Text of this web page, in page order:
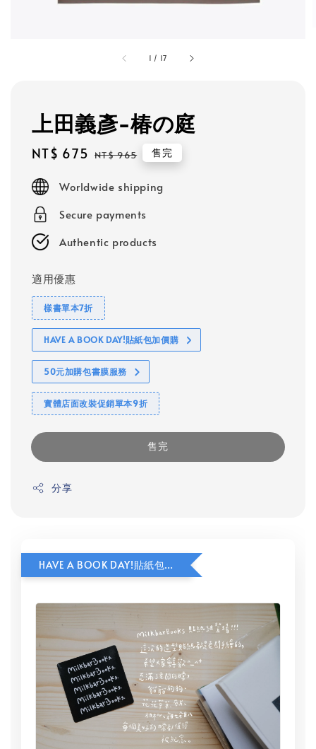
1 / 17
上田義彥-椿の庭
Sale
NT$ 675 Regular
NT$ 965 售完
Worldwide shipping
Secure payments
Authentic products
適用優惠
樣書單本7折
HAVE A BOOK DAY!貼紙包加價購
50元加購包書膜服務
實體店面改裝促銷單本9折
售完
分享
HAVE A BOOK DAY!貼紙包加價購